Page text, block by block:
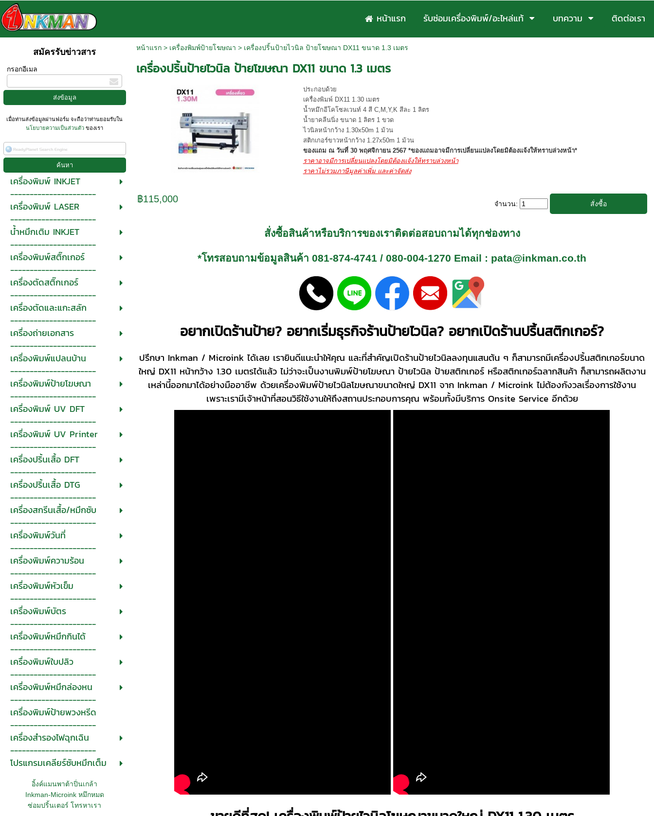
หน้าแรก รับซ่อมเครื่องพิมพ์/อะไหล่แท้ บทความ ติดต่อเรา
สมัครรับข่าวสาร
กรอกอีเมล
เมื่อท่านส่งข้อมูลผ่านฟอร์ม จะถือว่าท่านยอมรับใน
นโยบายความเป็นส่วนตัวของเรา
เครื่องพิมพ์ INKJET
----------------------
เครื่องพิมพ์ LASER
----------------------
น้ำหมึกเติม INKJET
----------------------
เครื่องพิมพ์สติ๊กเกอร์
----------------------
เครื่องตัดสติ๊กเกอร์
----------------------
เครื่องตัดและแกะสลัก
----------------------
เครื่องถ่ายเอกสาร
----------------------
เครื่องพิมพ์แปลนบ้าน
----------------------
เครื่องพิมพ์ป้ายโฆษณา
----------------------
เครื่องพิมพ์ UV DFT
----------------------
เครื่องพิมพ์ UV Printer
----------------------
เครื่องปริ้นเสื้อ DFT
----------------------
เครื่องปริ้นเสื้อ DTG
----------------------
เครื่องสกรีนเสื้อ/หมึกซับ
----------------------
เครื่องพิมพ์วันที่
----------------------
เครื่องพิมพ์ความร้อน
----------------------
เครื่องพิมพ์หัวเข็ม
----------------------
เครื่องพิมพ์บัตร
----------------------
เครื่องพิมพ์หมึกกินได้
----------------------
เครื่องพิมพ์ใบปลิว
----------------------
เครื่องพิมพ์หมึกล่องหน
----------------------
เครื่องพิมพ์ป้ายพวงหรีด
----------------------
เครื่องสำรองไฟฉุกเฉิน
----------------------
โปรแกรมเคลียร์ซับหมึกเต็ม
อิ้งค์แมนพาต้าปิ่นเกล้า
Inkman-Microink หมึกหมด
ซ่อมปริ้นเตอร์ โทรหาเรา
หน้าแรก> เครื่องพิมพ์ป้ายโฆษณา > เครื่องปริ้นป้ายไวนิล ป้ายโฆษณา DX11 ขนาด 1.3 เมตร
เครื่องปริ้นป้ายไวนิล ป้ายโฆษณา DX11 ขนาด 1.3 เมตร
ประกอบด้วย
เครื่องพิมพ์ DX11 1.30 เมตร
น้ำหมึกอีโคโซลเวนท์ 4 สี C,M,Y,K สีละ 1 ลิตร
น้ำยาคลีนนิ่ง ขนาด 1 ลิตร 1 ขวด
ไวนิลหน้ากว้าง 1.30x50m 1 ม้วน
สติกเกอร์ขาวหน้ากว้าง 1.27x50m 1 ม้วน
ของแถม ณ วันที่ 30 พฤศจิกายน 2567 *ของแถมอาจมีการเปลี่ยนแปลงโดยมิต้องแจ้งให้ทราบล่วงหน้า*
ราคาอาจมีการเปลี่ยนแปลงโดยมิต้องแจ้งให้ทราบล่วงหน้า
ราคาไม่รวมภาษีมูลค่าเพิ่ม และค่าจัดส่ง
฿115,000 จำนวน:
สั่งซื้อสินค้าหรือบริการของเราติดต่อสอบถามได้ทุกช่องทาง
*โทรสอบถามข้อมูลสินค้า081-874-4741 /080-004-1270 Email : pata@inkman.co.th
อยากเปิดร้านป้าย? อยากเริ่มธุรกิจร้านป้ายไวนิล? อยากเปิดร้านปริ้นสติกเกอร์?
ปรึกษา Inkman / Microink ได้เลย เรายินดีแนะนำให้คุณ และที่สำคัญเปิดร้านป้ายไวนิลลงทุนแสนต้น ๆ ก็สามารถมีเครื่องปริ้นสติกเกอร์ขนาด
ใหญ่ DX11 หน้ากว้าง 1.30 เมตรได้แล้ว ไม่ว่าจะเป็นงานพิมพ์ป้ายโฆษณา ป้ายไวนิล ป้ายสติกเกอร์ หรือสติกเกอร์ฉลากสินค้า ก็สามารถผลิตงาน
เหล่านี้ออกมาได้อย่างมืออาชีพ ด้วยเครื่องพิมพ์ป้ายไวนิลโฆษณาขนาดใหญ่ DX11 จาก Inkman / Microink ไม่ต้องกังวลเรื่องการใช้งาน
เพราะเรามีเจ้าหน้าที่สอนวิธีใช้งานให้ถึงสถานประกอบการคุณ พร้อมทั้งมีบริการ Onsite Service อีกด้วย